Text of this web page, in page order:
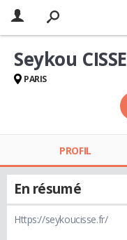
Seykou CISSE
PARIS
PROFIL
En résumé
Https://seykoucisse.fr/